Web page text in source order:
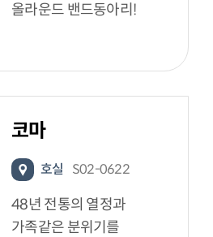
올라운드 밴드동아리!
코마
호실 S02-0622
48년 전통의 열정과
가족같은 분위기를